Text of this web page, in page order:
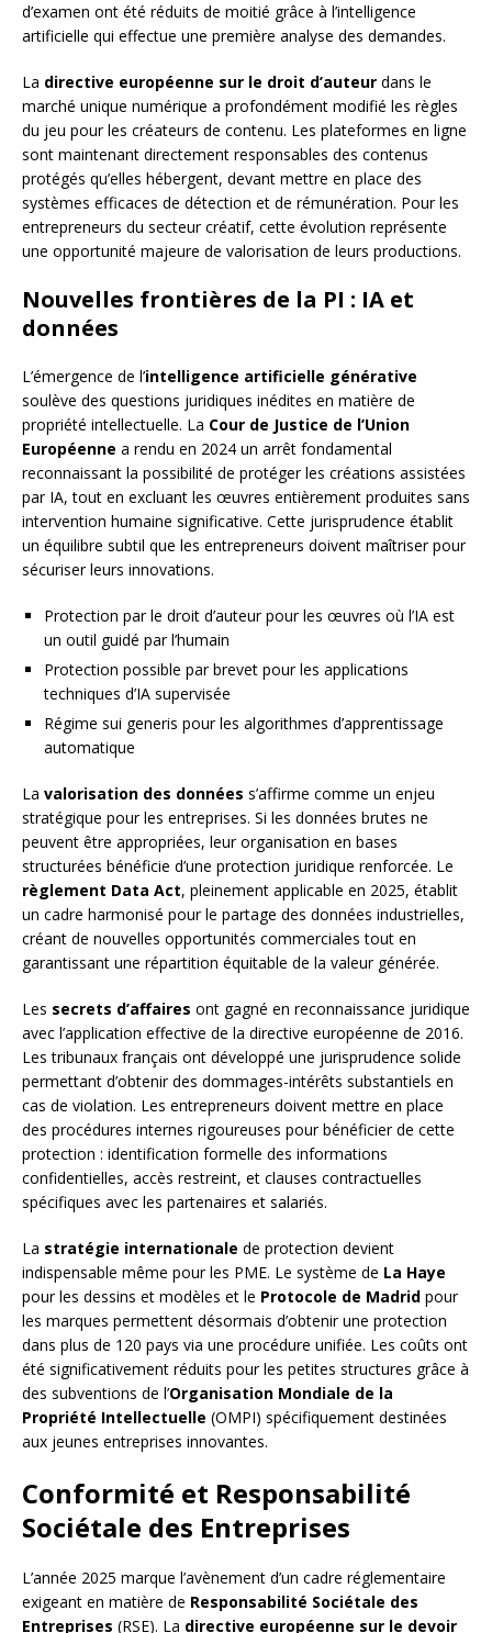
d’examen ont été réduits de moitié grâce à l’intelligence
artificielle qui effectue une première analyse des demandes.
La directive européenne sur le droit d’auteur dans le
marché unique numérique a profondément modifié les règles
du jeu pour les créateurs de contenu. Les plateformes en ligne
sont maintenant directement responsables des contenus
protégés qu’elles hébergent, devant mettre en place des
systèmes efficaces de détection et de rémunération. Pour les
entrepreneurs du secteur créatif, cette évolution représente
une opportunité majeure de valorisation de leurs productions.
Nouvelles frontières de la PI : IA et
données
L’émergence de l’intelligence artificielle générative
soulève des questions juridiques inédites en matière de
propriété intellectuelle. La Cour de Justice de l’Union
Européenne a rendu en 2024 un arrêt fondamental
reconnaissant la possibilité de protéger les créations assistées
par IA, tout en excluant les œuvres entièrement produites sans
intervention humaine significative. Cette jurisprudence établit
un équilibre subtil que les entrepreneurs doivent maîtriser pour
sécuriser leurs innovations.
Protection par le droit d’auteur pour les œuvres où l’IA est
un outil guidé par l’humain
Protection possible par brevet pour les applications
techniques d’IA supervisée
Régime sui generis pour les algorithmes d’apprentissage
automatique
La valorisation des données s’affirme comme un enjeu
stratégique pour les entreprises. Si les données brutes ne
peuvent être appropriées, leur organisation en bases
structurées bénéficie d’une protection juridique renforcée. Le
règlement Data Act, pleinement applicable en 2025, établit
un cadre harmonisé pour le partage des données industrielles,
créant de nouvelles opportunités commerciales tout en
garantissant une répartition équitable de la valeur générée.
Les secrets d’affaires ont gagné en reconnaissance juridique
avec l’application effective de la directive européenne de 2016.
Les tribunaux français ont développé une jurisprudence solide
permettant d’obtenir des dommages-intérêts substantiels en
cas de violation. Les entrepreneurs doivent mettre en place
des procédures internes rigoureuses pour bénéficier de cette
protection : identification formelle des informations
confidentielles, accès restreint, et clauses contractuelles
spécifiques avec les partenaires et salariés.
La stratégie internationale de protection devient
indispensable même pour les PME. Le système de La Haye
pour les dessins et modèles et le Protocole de Madrid pour
les marques permettent désormais d’obtenir une protection
dans plus de 120 pays via une procédure unifiée. Les coûts ont
été significativement réduits pour les petites structures grâce à
des subventions de l’Organisation Mondiale de la
Propriété Intellectuelle (OMPI) spécifiquement destinées
aux jeunes entreprises innovantes.
Conformité et Responsabilité
Sociétale des Entreprises
L’année 2025 marque l’avènement d’un cadre réglementaire
exigeant en matière de Responsabilité Sociétale des
Entreprises (RSE). La directive européenne sur le devoir